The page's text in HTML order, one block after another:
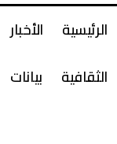
الرئيسية الأخبار
الثقافية
بيانات